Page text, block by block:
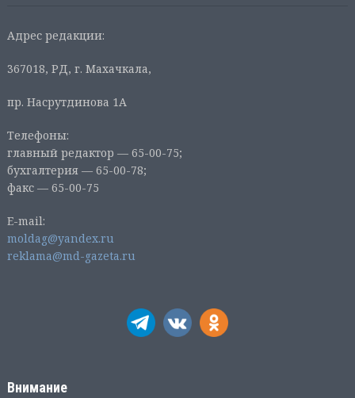
Адрес редакции:
367018, РД, г. Махачкала,
пр. Насрутдинова 1А
Телефоны:
главный редактор — 65-00-75;
бухгалтерия — 65-00-78;
факс — 65-00-75
E-mail:
moldag@yandex.ru
reklama@md-gazeta.ru
Внимание